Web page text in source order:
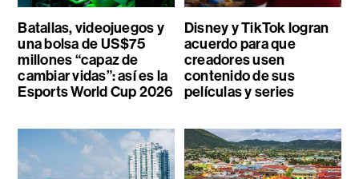
Batallas, videojuegos y
una bolsa de US$75
millones “capaz de
cambiar vidas”: así es la
Esports World Cup 2026
Disney y TikTok logran
acuerdo para que
creadores usen
contenido de sus
películas y series